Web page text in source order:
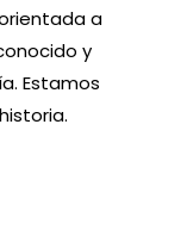
a
y
Estamos